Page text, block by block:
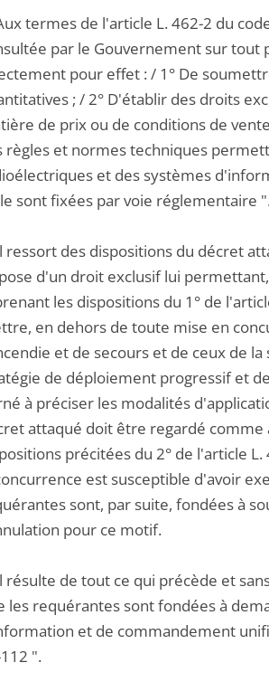
termes de l'article L. 462-2 du
par le Gouvernement sur
pour effet : / 1° De
; / 2° D'établir des droits
de prix ou de conditions de
règles et normes techniques
et des systèmes
sont fixées par voie réglementaire ".
ressort des dispositions du décret
d'un droit exclusif lui
les dispositions du 1° de
en dehors de toute mise en
et de secours et de ceux de
de déploiement progressif et
à préciser les modalités
attaqué doit être regardé
précitées du 2° de l'article
est susceptible d'avoir
sont, par suite, fondées à
pour ce motif.
résulte de tout ce qui précède et
les requérantes sont fondées à
et de commandement
".